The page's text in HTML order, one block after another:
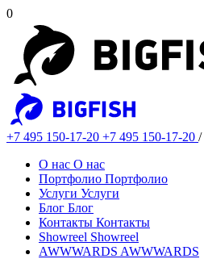
0
+7 495 150-17-20 +7 495 150-17-20 /
О нас О нас
Портфолио Портфолио
Услуги Услуги
Блог Блог
Контакты Контакты
Showreel Showreel
AWWWARDS AWWWARDS